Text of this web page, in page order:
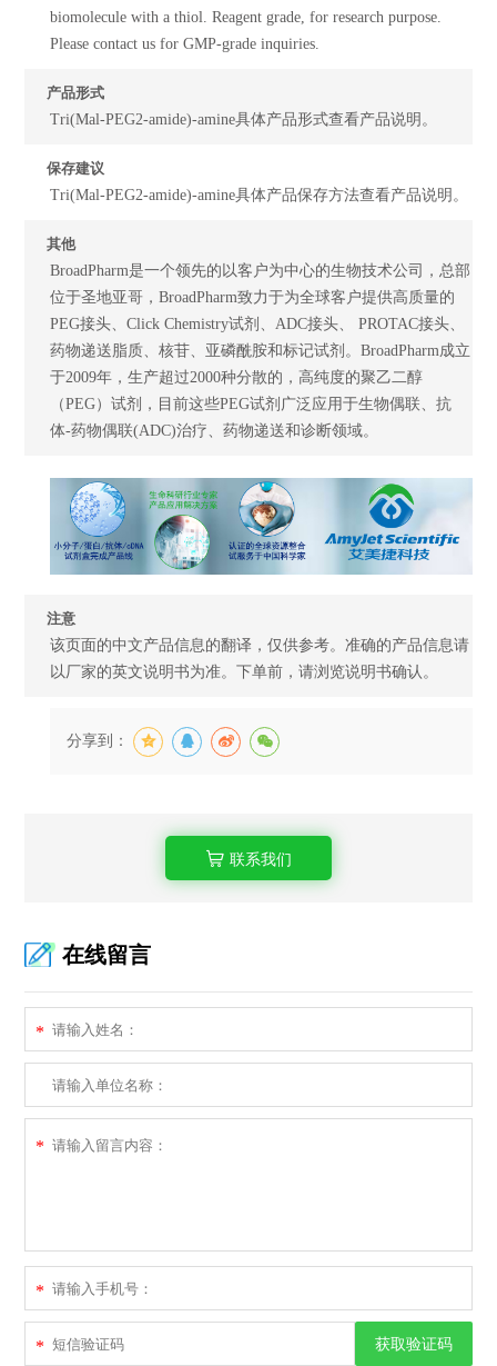
biomolecule with a thiol. Reagent grade, for research purpose.
Please contact us for GMP-grade inquiries.
产品形式
Tri(Mal-PEG2-amide)-amine具体产品形式查看产品说明。
保存建议
Tri(Mal-PEG2-amide)-amine具体产品保存方法查看产品说明。
其他
BroadPharm是一个领先的以客户为中心的生物技术公司，总部
位于圣地亚哥，BroadPharm致力于为全球客户提供高质量的
PEG接头、Click Chemistry试剂、ADC接头、 PROTAC接头、
药物递送脂质、核苷、亚磷酰胺和标记试剂。BroadPharm成立
于2009年，生产超过2000种分散的，高纯度的聚乙二醇
（PEG）试剂，目前这些PEG试剂广泛应用于生物偶联、抗
体-药物偶联(ADC)治疗、药物递送和诊断领域。
注意
该页面的中文产品信息的翻译，仅供参考。准确的产品信息请
以厂家的英文说明书为准。下单前，请浏览说明书确认。
分享到：
联系我们
在线留言
*
*
*
* 获取验证码